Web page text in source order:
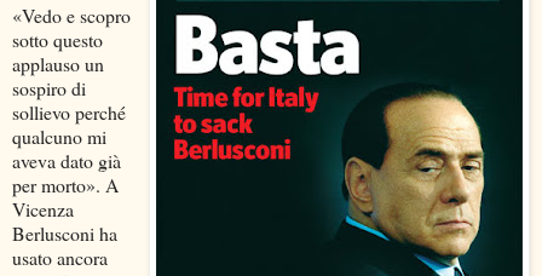
«Vedo e scopro
sotto questo
applauso un
sospiro di
sollievo perché
qualcuno mi
aveva dato già
per morto». A
Vicenza
Berlusconi ha
usato ancora